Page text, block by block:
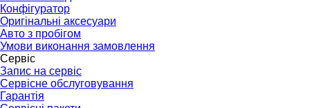
Конфігуратор
Оригінальні аксесуари
Авто з пробігом
Умови виконання замовлення
Сервіс
Запис на сервіс
Сервісне обслуговування
Гарантія